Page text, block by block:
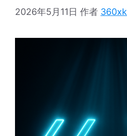
2026年5月11日 作者 360xk